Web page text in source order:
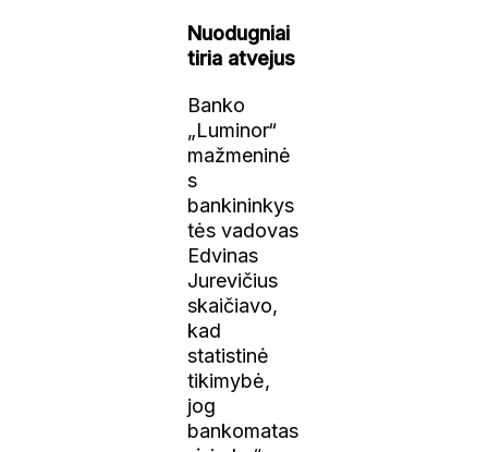
Nuodugniai
tiria atvejus
Banko
„Luminor“
mažmeninė
s
bankininkys
tės vadovas
Edvinas
Jurevičius
skaičiavo,
kad
statistinė
tikimybė,
jog
bankomatas